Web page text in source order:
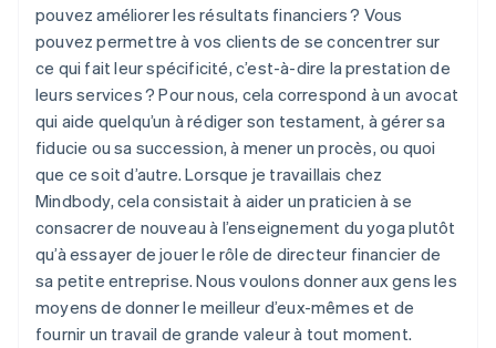
pouvez améliorer les résultats financiers ? Vous
pouvez permettre à vos clients de se concentrer sur
ce qui fait leur spécificité, c’est-à-dire la prestation de
leurs services ? Pour nous, cela correspond à un avocat
qui aide quelqu’un à rédiger son testament, à gérer sa
fiducie ou sa succession, à mener un procès, ou quoi
que ce soit d’autre. Lorsque je travaillais chez
Mindbody, cela consistait à aider un praticien à se
consacrer de nouveau à l’enseignement du yoga plutôt
qu’à essayer de jouer le rôle de directeur financier de
sa petite entreprise. Nous voulons donner aux gens les
moyens de donner le meilleur d’eux-mêmes et de
fournir un travail de grande valeur à tout moment.